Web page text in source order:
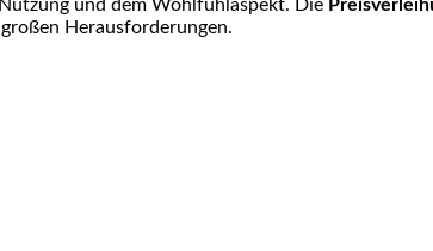
und dem Wohlfühlaspekt. Die
Herausforderungen.